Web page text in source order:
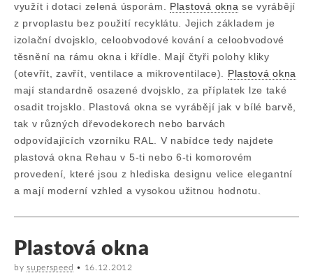
využít i dotaci zelená úsporám. Plastová okna se vyrábějí
z prvoplastu bez použití recyklátu. Jejich základem je
izolační dvojsklo, celoobvodové kování a celoobvodové
těsnění na rámu okna i křídle. Mají čtyři polohy kliky
(otevřít, zavřít, ventilace a mikroventilace). Plastová okna
mají standardně osazené dvojsklo, za příplatek lze také
osadit trojsklo. Plastová okna se vyrábějí jak v bílé barvě,
tak v různých dřevodekorech nebo barvách
odpovídajících vzorníku RAL. V nabídce tedy najdete
plastová okna Rehau v 5-ti nebo 6-ti komorovém
provedení, které jsou z hlediska designu velice elegantní
a mají moderní vzhled a vysokou užitnou hodnotu.
Plastová okna
bysuperspeed • 16.12.2012